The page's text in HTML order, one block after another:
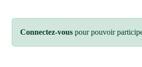
Connectez-vous pour pouvoir